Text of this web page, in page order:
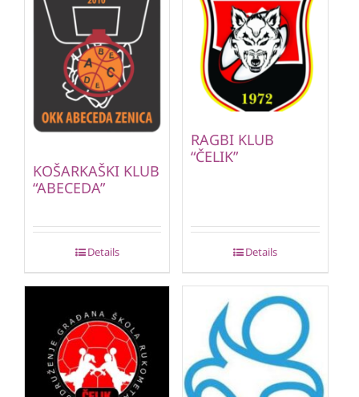
KOŠARKAŠKI KLUB
“ABECEDA”
Details
RAGBI KLUB
“ČELIK”
Details